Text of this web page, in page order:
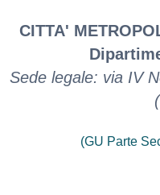
CITTA'
Sede legale: via IV
(GU Parte